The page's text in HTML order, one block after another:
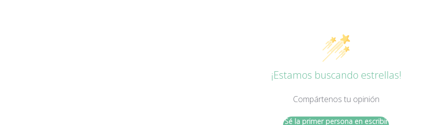
¡Estamos buscando estrellas!
Compártenos tu opinión
Sé la primer persona en escribir